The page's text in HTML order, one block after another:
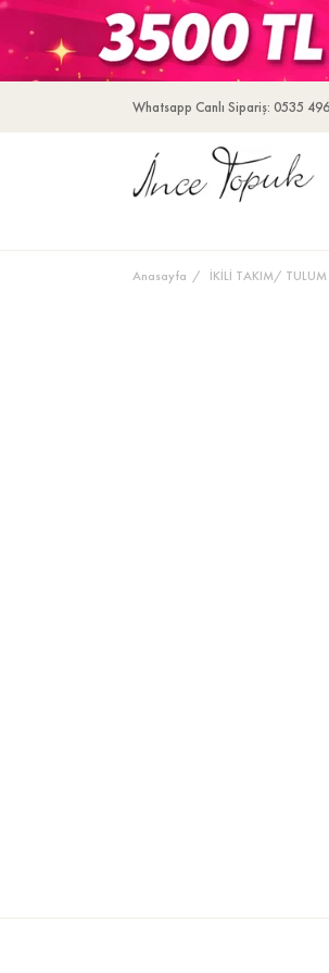
Whatsapp Canlı Sipariş: 0535
Anasayfa İKİLİ TAKIM/ TULUM